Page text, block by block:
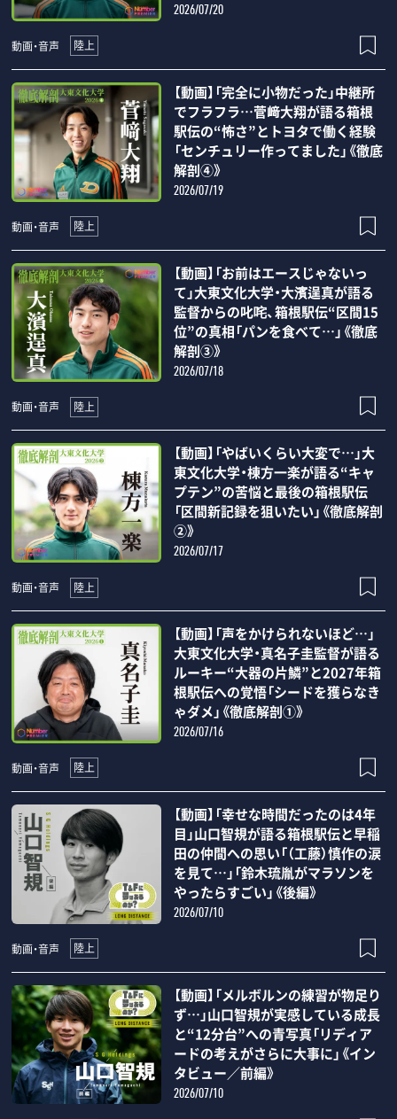
2026/07/20
動画・音声 陸上
【動画】「完全に小物だった」中継所
でフラフラ…菅﨑大翔が語る箱根
駅伝の“怖さ”とトヨタで働く経験
「センチュリー作ってました」《徹底
解剖④》
2026/07/19
動画・音声 陸上
【動画】「お前はエースじゃないっ
て」大東文化大学・大濱逞真が語る
監督からの叱咤、箱根駅伝“区間15
位”の真相「パンを食べて…」《徹底
解剖③》
2026/07/18
動画・音声 陸上
【動画】「やばいくらい大変で…」大
東文化大学・棟方一楽が語る“キャ
プテン”の苦悩と最後の箱根駅伝
「区間新記録を狙いたい」《徹底解剖
②》
2026/07/17
動画・音声 陸上
【動画】「声をかけられないほど…」
大東文化大学・真名子圭監督が語る
ルーキー“大器の片鱗”と2027年箱
根駅伝への覚悟「シードを獲らなき
ゃダメ」《徹底解剖①》
2026/07/16
動画・音声 陸上
【動画】「幸せな時間だったのは4年
目」山口智規が語る箱根駅伝と早稲
田の仲間への思い「（工藤）慎作の涙
を見て…」「鈴木琉胤がマラソンを
やったらすごい」《後編》
2026/07/10
動画・音声 陸上
【動画】「メルボルンの練習が物足り
ず…」山口智規が実感している成長
と“12分台”への青写真「リディア
ードの考えがさらに大事に」《イン
タビュー／前編》
2026/07/10